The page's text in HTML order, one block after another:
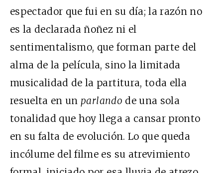
espectador que fui en su día; la razón no
es la declarada ñoñez ni el
sentimentalismo, que forman parte del
alma de la película, sino la limitada
musicalidad de la partitura, toda ella
resuelta en un parlando de una sola
tonalidad que hoy llega a cansar pronto
en su falta de evolución. Lo que queda
incólume del filme es su atrevimiento